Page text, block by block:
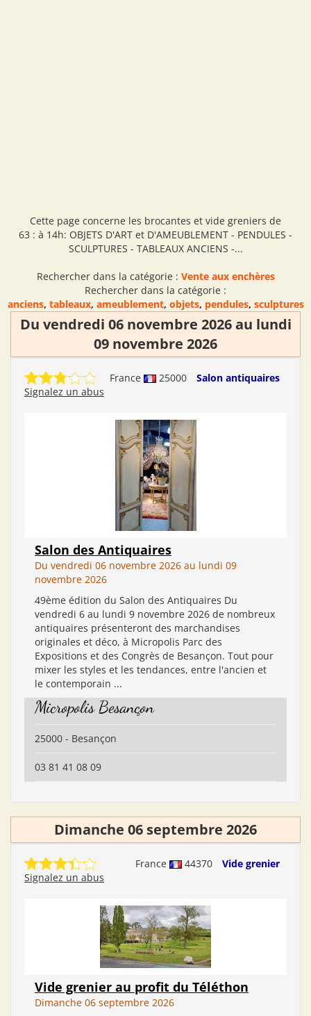
Cette page concerne les brocantes et vide greniers de
63 : à 14h: OBJETS D'ART et D'AMEUBLEMENT - PENDULES -
SCULPTURES - TABLEAUX ANCIENS -...
Rechercher dans la catégorie : Vente aux enchères
Rechercher dans la catégorie :
anciens, tableaux, ameublement, objets, pendules, sculptures
Du vendredi 06 novembre 2026 au lundi
09 novembre 2026
France 25000
Salon antiquaires
Signalez un abus
Salon des Antiquaires
Du vendredi 06 novembre 2026 au lundi 09
novembre 2026
49ème édition du Salon des Antiquaires Du
vendredi 6 au lundi 9 novembre 2026 de nombreux
antiquaires présenteront des marchandises
originales et déco, à Micropolis Parc des
Expositions et des Congrès de Besançon. Tout pour
mixer les styles et les tendances, entre l'ancien et
le contemporain ...
Micropolis Besançon
25000 - Besançon
03 81 41 08 09
Dimanche 06 septembre 2026
France 44370
Vide grenier
Signalez un abus
Vide grenier au profit du Téléthon
Dimanche 06 septembre 2026